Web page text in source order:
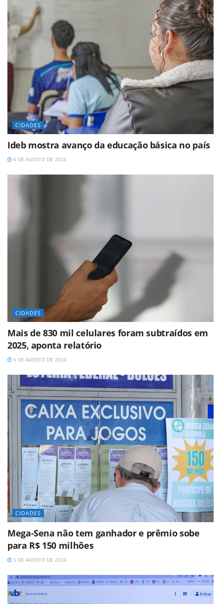
CIDADES
Ideb mostra avanço da educação básica no país
6 DE AGOSTO DE 2026
CIDADES
Mais de 830 mil celulares foram subtraídos em
2025, aponta relatório
6 DE AGOSTO DE 2026
CIDADES
Mega-Sena não tem ganhador e prêmio sobe
para R$ 150 milhões
5 DE AGOSTO DE 2026